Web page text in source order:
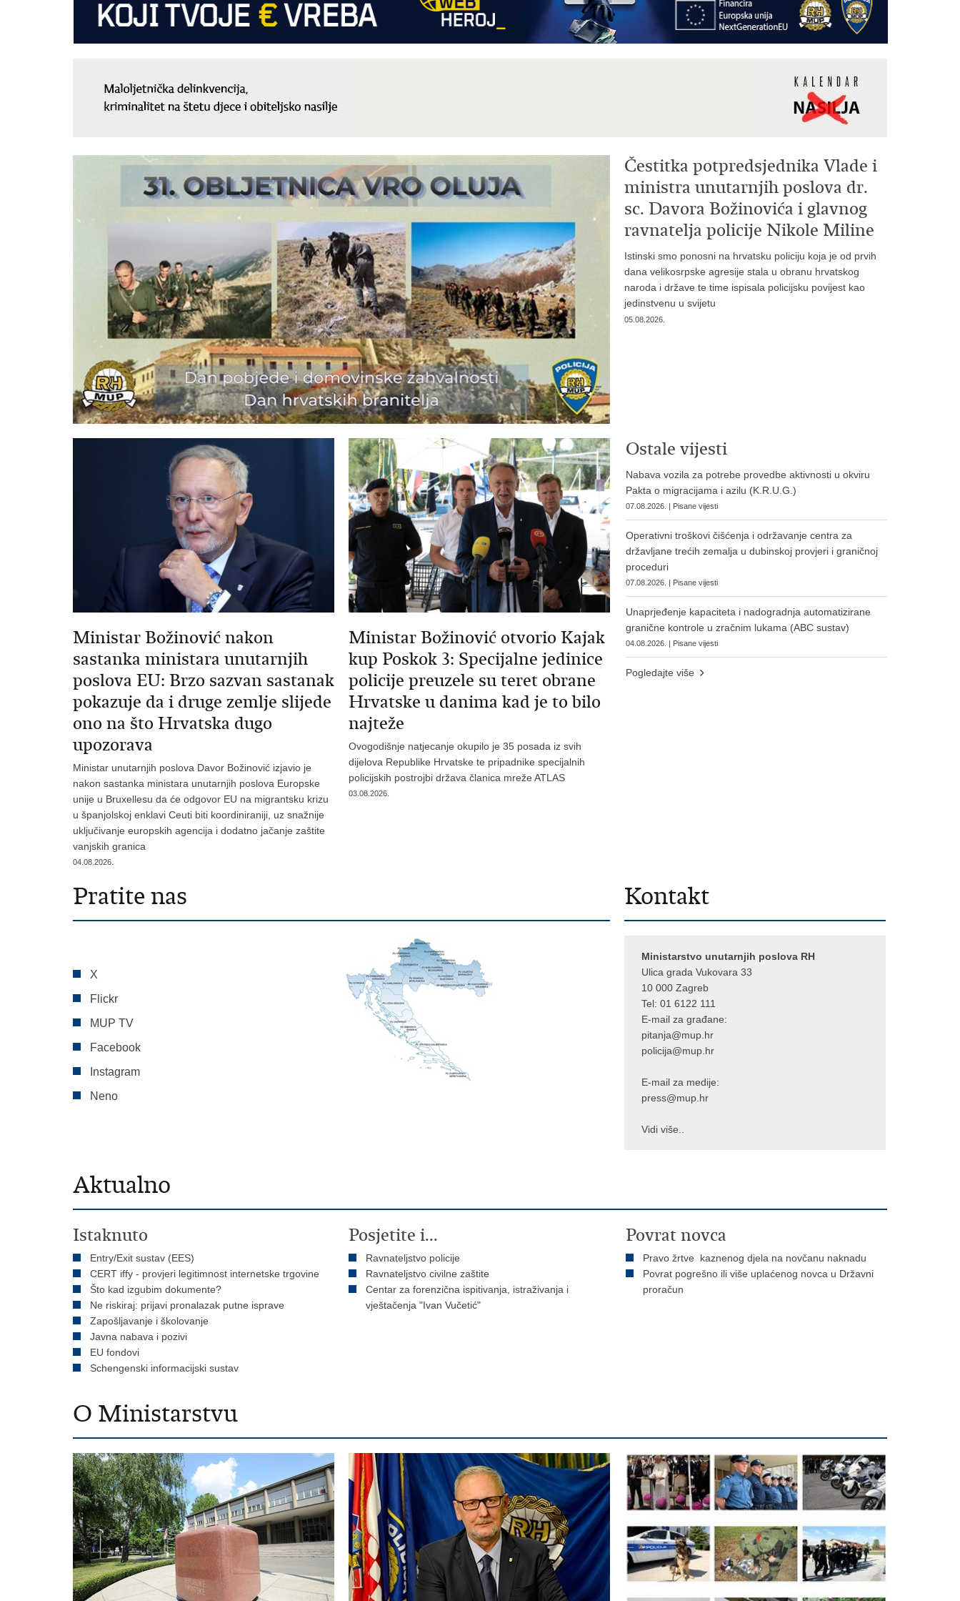
Čestitka potpredsjednika Vlade i
ministra unutarnjih poslova dr.
sc. Davora Božinovića i glavnog
ravnatelja policije Nikole Miline
Istinski smo ponosni na hrvatsku policiju koja je od prvih
dana velikosrpske agresije stala u obranu hrvatskog
naroda i države te time ispisala policijsku povijest kao
jedinstvenu u svijetu
05.08.2026.
Ministar Božinović nakon
sastanka ministara unutarnjih
poslova EU: Brzo sazvan sastanak
pokazuje da i druge zemlje slijede
ono na što Hrvatska dugo
upozorava
Ministar unutarnjih poslova Davor Božinović izjavio je
nakon sastanka ministara unutarnjih poslova Europske
unije u Bruxellesu da će odgovor EU na migrantsku krizu
u španjolskoj enklavi Ceuti biti koordiniraniji, uz snažnije
uključivanje europskih agencija i dodatno jačanje zaštite
vanjskih granica
04.08.2026.
Ministar Božinović otvorio Kajak
kup Poskok 3: Specijalne jedinice
policije preuzele su teret obrane
Hrvatske u danima kad je to bilo
najteže
Ovogodišnje natjecanje okupilo je 35 posada iz svih
dijelova Republike Hrvatske te pripadnike specijalnih
policijskih postrojbi država članica mreže ATLAS
03.08.2026.
Ostale vijesti
Nabava vozila za potrebe provedbe aktivnosti u okviru
Pakta o migracijama i azilu (K.R.U.G.)
07.08.2026. | Pisane vijesti
Operativni troškovi čišćenja i održavanje centra za
državljane trećih zemalja u dubinskoj provjeri i graničnoj
proceduri
07.08.2026. | Pisane vijesti
Unaprjeđenje kapaciteta i nadogradnja automatizirane
granične kontrole u zračnim lukama (ABC sustav)
04.08.2026. | Pisane vijesti
Pogledajte više
Pratite nas
X
Flickr
MUP TV
Facebook
Instagram
Neno
Kontakt
Ministarstvo unutarnjih poslova RH
Ulica grada Vukovara 33
10 000 Zagreb
Tel: 01 6122 111
E-mail za građane:
pitanja@mup.hr
policija@mup.hr
E-mail za medije:
press@mup.hr
Vidi više..
Aktualno
Istaknuto
Entry/Exit sustav (EES)
CERT iffy - provjeri legitimnost internetske trgovine
Što kad izgubim dokumente?
Ne riskiraj: prijavi pronalazak putne isprave
Zapošljavanje i školovanje
Javna nabava i pozivi
EU fondovi
Schengenski informacijski sustav
Posjetite i...
Ravnateljstvo policije
Ravnateljstvo civilne zaštite
Centar za forenzična ispitivanja, istraživanja i
vještačenja "Ivan Vučetić"
Povrat novca
Pravo žrtve kaznenog djela na novčanu naknadu
Povrat pogrešno ili više uplaćenog novca u Državni
proračun
O Ministarstvu